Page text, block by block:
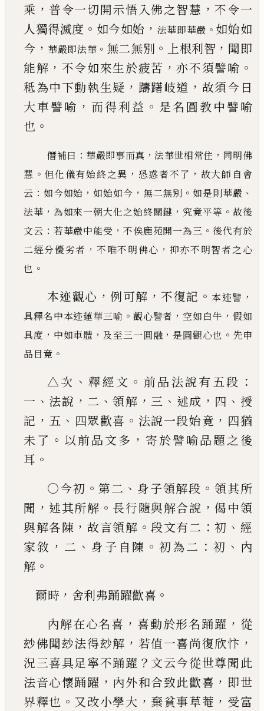
乘 ， 普令一切開示悟入佛之智慧 ，不令一
人獨得滅度 。 如今如始 ， 法華即華嚴 。 如始如
今 ， 華嚴即法華 。 無二無別 。 上根利智 ， 聞即
能解 ， 不令如來生於疲苦 ，亦不須譬喻 。
秪為中下動執生疑 ， 躊躇岐道 ， 故須今 日
大車譬喻 ， 而得利益 。 是名圓教中譬喻
也 。
僭補曰 ： 華嚴即事而真 ，法華世相常住 ， 同明佛
慧 。 但化儀有始終之異 ， 恐惑者不了 ， 故大師自會
云 ： 如今如始 ，如始如今 ， 無二無別 。如是則華嚴 、
法華 ， 為如來一朝大化之始終關鍵 ，究竟平等 。 故後
文云 ： 若華嚴中能受 ， 不俟鹿苑開一為三 。 後代有於
二經分優劣者 ， 不唯不明佛心 ， 抑亦不明智者之心
也 。
本迹觀心 ， 例可解 ，不復記 。本迹譬 ，
具釋名中本迹蓮華三喻 。 觀心譬者 ，空如白牛 ， 假如
具度 ， 中如車體 ， 及至三一圓融 ，是圓觀心也 。 先申
品目竟 。
△次 、釋經文 。 前品法說有五段 ：
一 、 法說 ， 二 、領解 ， 三 、 述成 ， 四 、 授
記 ， 五 、 四眾歡喜 。 法說一段始竟 ， 四猶
未 了 。 以前品文多 ， 寄於譬喻品題之後
耳 。
○今初 。第二 、 身子領解段 。 領其所
聞 ， 述其所解 。 長行隨與解合說 ，偈中領
與解各陳 ，故言領解 。段文有二 ：初 、 經
家敘 ， 二 、 身子自陳 。 初為二 ： 初 、 內
解 。
爾時 ， 舍利弗踊躍歡喜 。
內解在心名喜 ， 喜動於形名踊躍 ， 從
玅佛聞玅法得玅解 ， 若值一喜尚復欣忭 ，
況三喜具足寧不踊躍 ？ 文云今從世尊聞此
法音心懷踊躍 ， 內外和合致此歡喜 ， 即世
界釋也 。 又改小學大 ， 棄貧事草菴 ， 受富